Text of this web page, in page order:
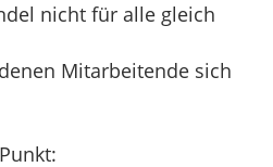
nicht für alle gleich
Mitarbeitende sich